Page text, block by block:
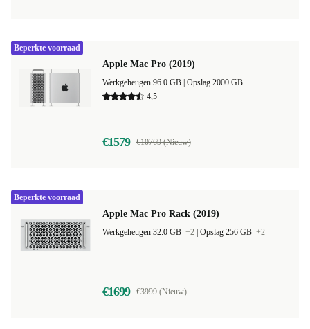
Apple Mac Pro (2019)
Opslag 2000 GB
4,5
€1579 €10769 (Nieuw)
Beperkte voorraad
Apple Mac Pro Rack (2019)
Werkgeheugen 32.0 GB +2 Opslag 256 GB +2
€1699 €3999 (Nieuw)
Beperkte voorraad